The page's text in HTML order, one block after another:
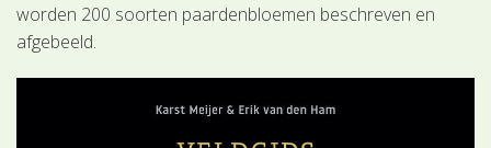
worden 200 soorten paardenbloemen beschreven en
afgebeeld.